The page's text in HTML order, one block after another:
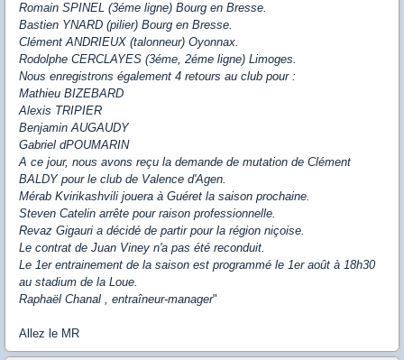
Romain SPINEL (3éme ligne) Bourg en Bresse.
Bastien YNARD (pilier) Bourg en Bresse.
Clément ANDRIEUX (talonneur) Oyonnax.
Rodolphe CERCLAYES (3éme, 2éme ligne) Limoges.
Nous enregistrons également 4 retours au club pour :
Mathieu BIZEBARD
Alexis TRIPIER
Benjamin AUGAUDY
Gabriel dPOUMARIN
A ce jour, nous avons reçu la demande de mutation de Clément
BALDY pour le club de Valence d'Agen.
Mérab Kvirikashvili jouera à Guéret la saison prochaine.
Steven Catelin arrête pour raison professionnelle.
Revaz Gigauri a décidé de partir pour la région niçoise.
Le contrat de Juan Viney n'a pas été reconduit.
Le 1er entrainement de la saison est programmé le 1er août à 18h30
au stadium de la Loue.
Raphaël Chanal , entraîneur-manager"
Allez le MR